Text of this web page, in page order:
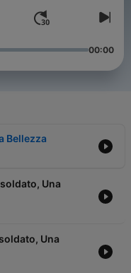
00:00
Bellezza
Una
Una